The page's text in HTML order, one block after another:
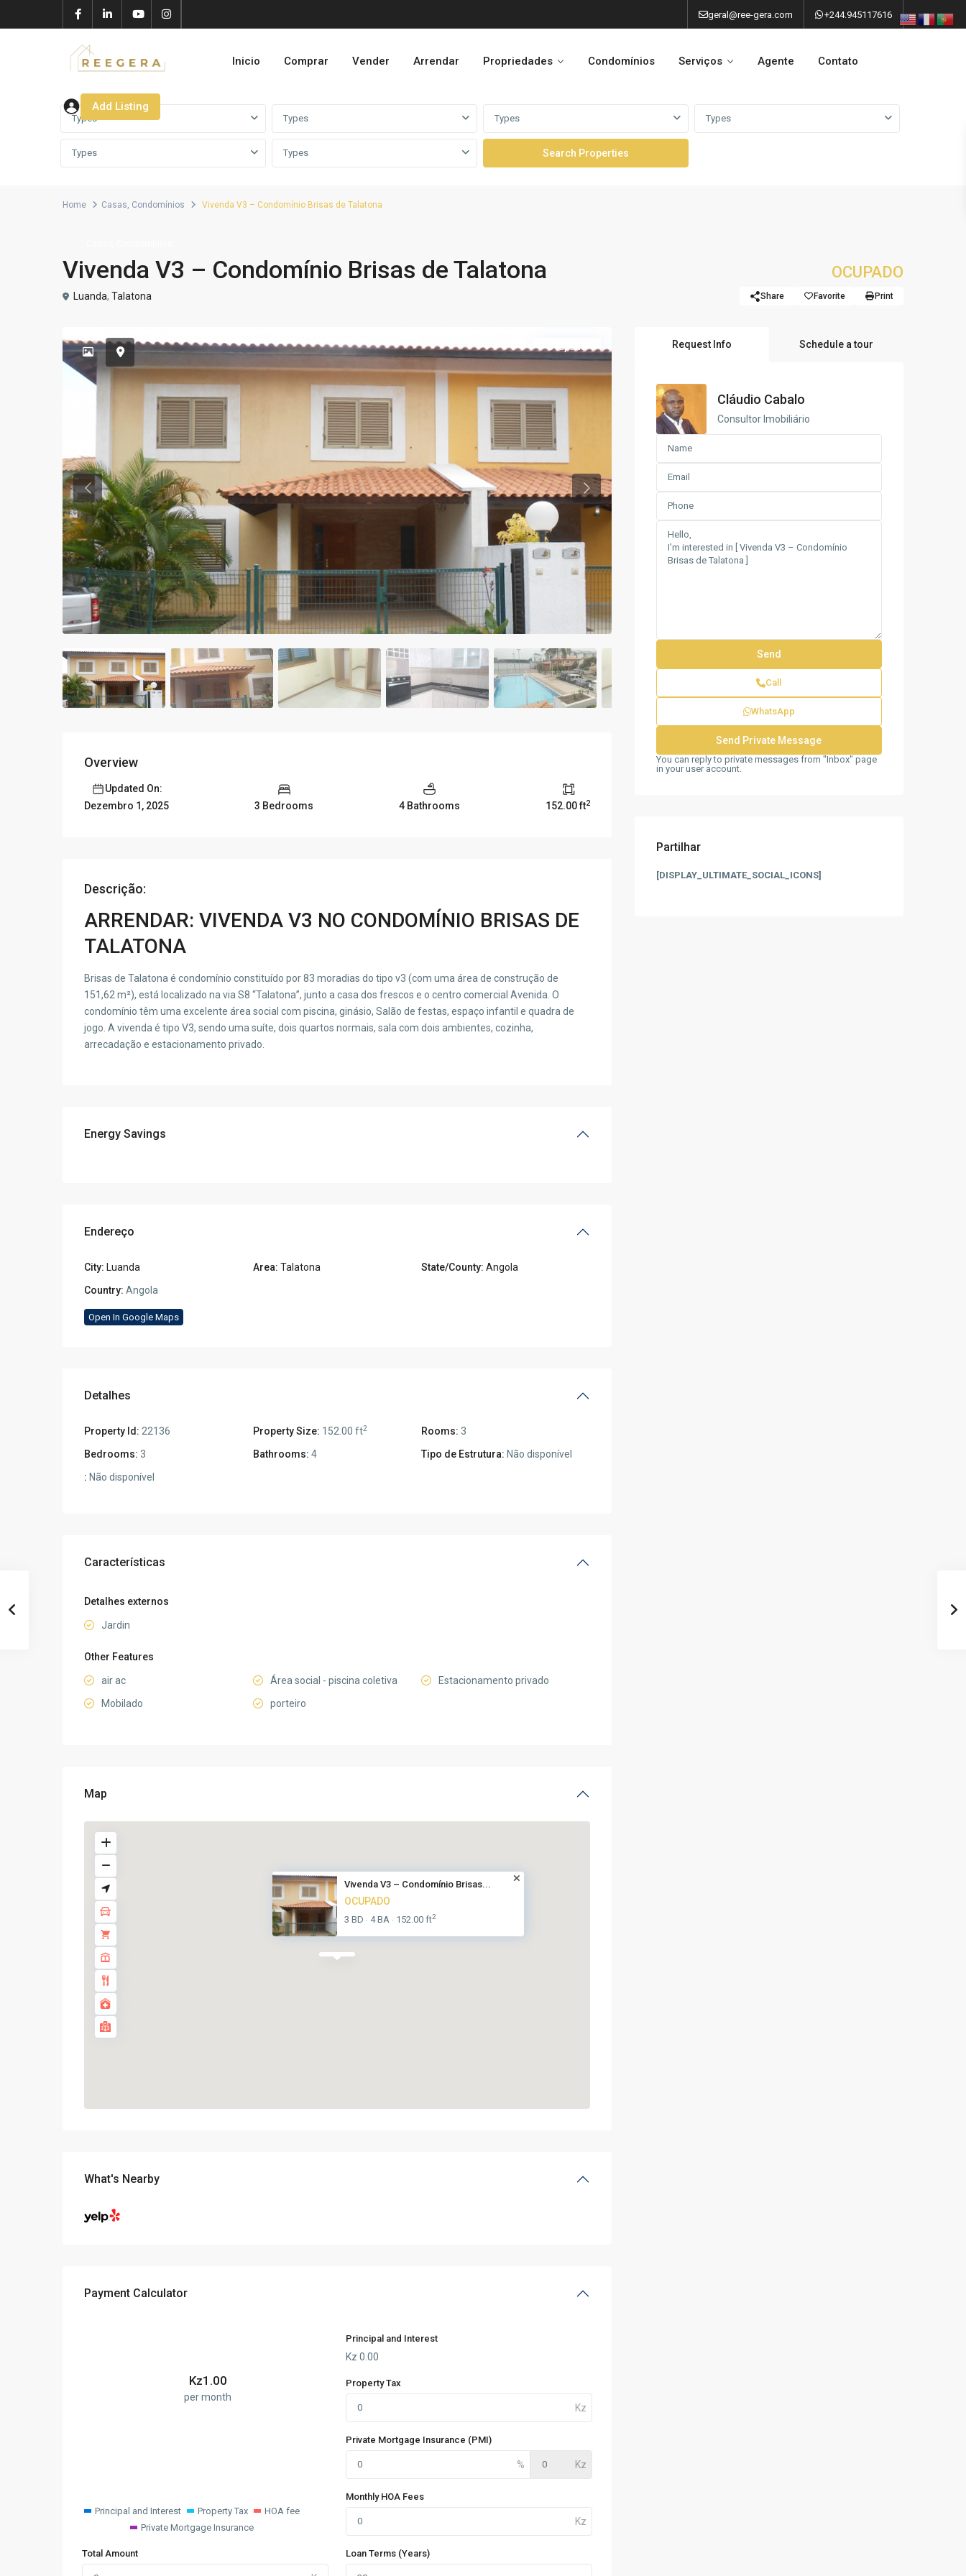
geral@ree-gera.com +244.945117616
Inicio Comprar Vender Arrendar Propriedades Condomínios Serviços Agente Contato
Add Listing
Types Types Types Types
Types Types
Home Casas, Condomínios Vivenda V3 – Condomínio Brisas de Talatona
Vivenda V3 – Condomínio Brisas de Talatona OCUPADO
Luanda, Talatona Share Favorite Print
Ocupado
Previous Previous
Overview
Updated On:
Dezembro 1, 2025
3 Bedrooms 4 Bathrooms 152.00 ft2
Descrição:
ARRENDAR: VIVENDA V3 NO CONDOMÍNIO BRISAS DE
TALATONA
Brisas de Talatona é condomínio constituído por 83 moradias do tipo v3 (com uma área de construção de
151,62 m²), está localizado na via S8 “Talatona”, junto a casa dos frescos e o centro comercial Avenida. O
condomínio têm uma excelente área social com piscina, ginásio, Salão de festas, espaço infantil e quadra de
jogo. A vivenda é tipo V3, sendo uma suíte, dois quartos normais, sala com dois ambientes, cozinha,
arrecadação e estacionamento privado.
Energy Savings
Endereço
City: Luanda Area: Talatona State/County: Angola
Country: Angola
Open In Google Maps
Detalhes
Property Id: 22136 Property Size: 152.00 ft2 Rooms: 3
Bedrooms: 3 Bathrooms: 4 Tipo de Estrutura: Não disponível
: Não disponível
Características
Detalhes externos
Jardin
Other Features
air ac Área social - piscina coletiva
Estacionamento privado
Mobilado
porteiro
Map
Vivenda V3 – Condomínio Brisas...
OCUPADO
3 BD · 4 BA · 152.00 ft2
What's Nearby
Payment Calculator
Kz1.00
per month
Principal and Interest Property Tax
HOA fee
Private Mortgage Insurance
Principal and Interest
Kz 0.00
Property Tax
Private Mortgage Insurance (PMI)
Monthly HOA Fees
Total Amount Loan Terms (Years)
Request Info Schedule a tour
Cláudio Cabalo
Consultor Imobiliário
Call
WhatsApp
You can reply to private messages from "Inbox" page
in your user account.
Partilhar
[DISPLAY_ULTIMATE_SOCIAL_ICONS]